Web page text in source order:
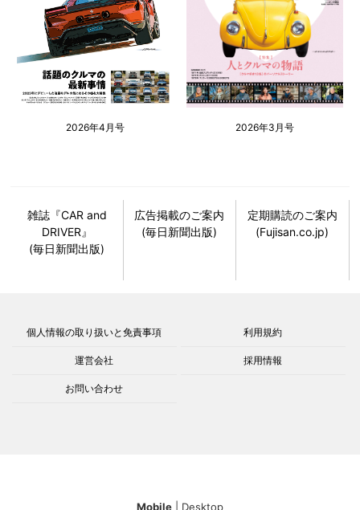
2026年4月号 2026年3月号
雑誌『CAR and
DRIVER』
(毎日新聞出版)
広告掲載のご案内
(毎日新聞出版)
定期購読のご案内
(Fujisan.co.jp)
個人情報の取り扱いと免責事項 利用規約
運営会社 採用情報
お問い合わせ
Mobile Desktop